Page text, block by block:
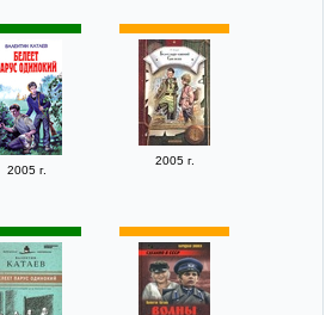
2005 г.
2005 г.